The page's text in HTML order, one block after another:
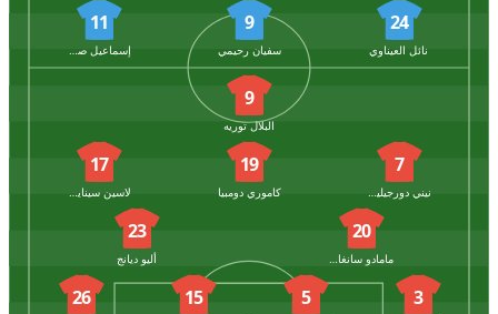
24
نائل العيناوي
9
سفيان رحيمي
11
إسماعيل صيباري
9
البلال توريه
7
نيني دورجيليس
19
كاموري دومبيا
17
لاسين سينايكو
20
مامادو سانغاري
23
أليو ديانج
3
5
15
26